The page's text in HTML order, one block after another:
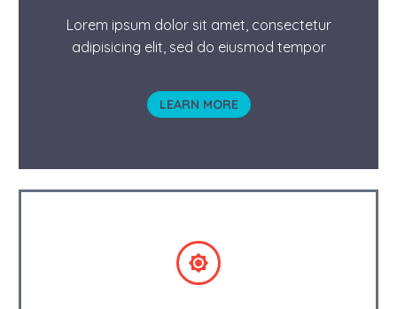
Lorem ipsum dolor sit amet, consectetur
adipisicing elit, sed do eiusmod tempor
LEARN MORE

